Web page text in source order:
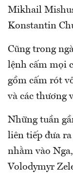
Mikhail
Konstantin
Cũng trong
lệnh cấm mọi
gồm cấm rót
và các thương
Những tuần
liên tiếp đưa
nhằm vào
Volodymyr